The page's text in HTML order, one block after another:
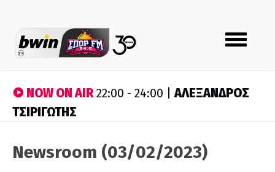
Toggle
navigation
NOW ON AIR22:00 - 24:00 |ΑΛΕΞΑΝΔΡΟΣ
ΤΣΙΡΙΓΩΤΗΣ
Newsroom (03/02/2023)